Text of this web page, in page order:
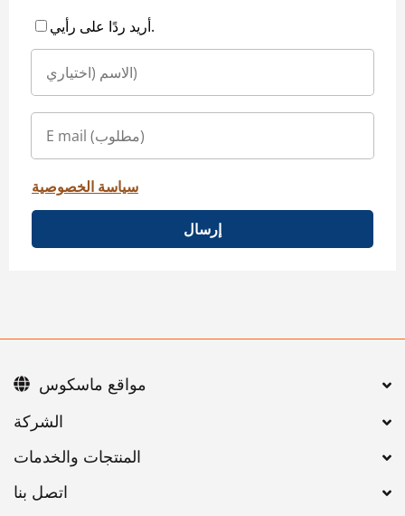
أريد ردًا على رأيي.
سياسة الخصوصية
إرسال
اتصل بنا
مواقع ماسكوس